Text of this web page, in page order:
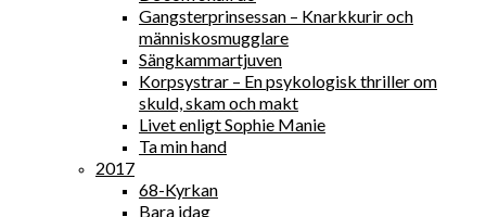
Gangsterprinsessan – Knarkkurir och
människosmugglare
Sängkammartjuven
Korpsystrar – En psykologisk thriller om
skuld, skam och makt
Livet enligt Sophie Manie
Ta min hand
2017
68-Kyrkan
Bara idag